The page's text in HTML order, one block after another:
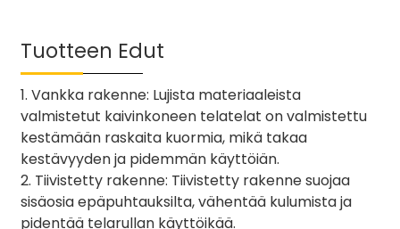
Tuotteen Edut
1. Vankka rakenne: Lujista materiaaleista
valmistetut kaivinkoneen telatelat on valmistettu
kestämään raskaita kuormia, mikä takaa
kestävyyden ja pidemmän käyttöiän.
2. Tiivistetty rakenne: Tiivistetty rakenne suojaa
sisäosia epäpuhtauksilta, vähentää kulumista ja
pidentää telarullan käyttöikää.